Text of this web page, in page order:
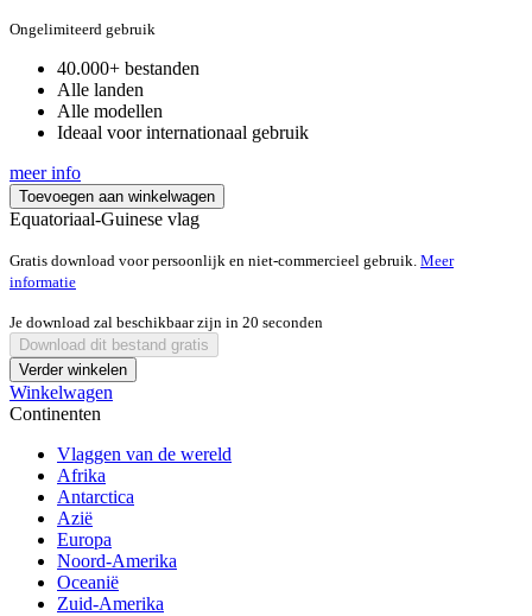
was:
is:
Ongelimiteerd gebruik
40.000+ bestanden
Alle landen
Alle modellen
Ideaal voor internationaal gebruik
meer info
Toevoegen aan winkelwagen
Equatoriaal-Guinese vlag
Gratis download voor persoonlijk en niet-commercieel gebruik. Meer
informatie
Je download zal beschikbaar zijn in 20 seconden
Download dit bestand gratis
Verder winkelen
Winkelwagen
Continenten
Vlaggen van de wereld
Afrika
Antarctica
Azië
Europa
Noord-Amerika
Oceanië
Zuid-Amerika